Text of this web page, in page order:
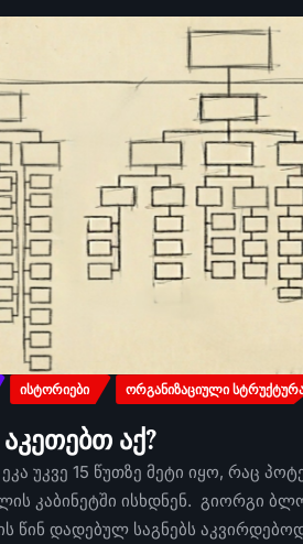
ᲘᲡᲢᲝᲠᲘᲔᲑᲘ ᲝᲠᲒᲐᲜᲘᲖᲐᲪᲘᲣᲚᲘ
აქ?
უკვე 15 წუთზე მეტი იყო, რაც
კაბინეტში ისხდნენ. გიორგი
წინ დადებულ საგნებს